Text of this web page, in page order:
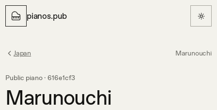
pianos.pub
Japan Marunouchi
Public piano · 616e1cf3
Marunouchi